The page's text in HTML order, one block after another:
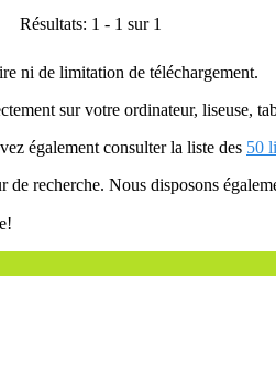
Résultats: 1 - 1 sur 1
ni de limitation de téléchargement.
sur votre ordinateur, liseuse,
également consulter la liste des 50
recherche. Nous disposons